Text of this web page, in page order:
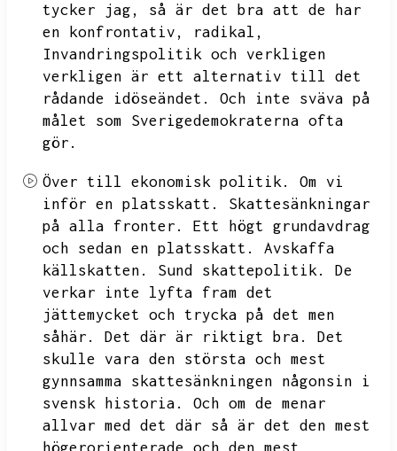
tycker jag,
så är det bra att de har
en konfrontativ,
radikal,
Invandringspolitik och verkligen
verkligen är ett alternativ till det
rådande idöseändet.
Och inte sväva på
målet som Sverigedemokraterna ofta
gör.
Över till ekonomisk politik.
Om vi
inför en platsskatt.
Skattesänkningar
på alla fronter.
Ett högt grundavdrag
och sedan en platsskatt.
Avskaffa
källskatten.
Sund skattepolitik.
De
verkar inte lyfta fram det
jättemycket och trycka på det men
såhär.
Det där är riktigt bra.
Det
skulle vara den största och mest
gynnsamma skattesänkningen någonsin i
svensk historia.
Och om de menar
allvar med det där så är det den mest
högerorienterade och den mest